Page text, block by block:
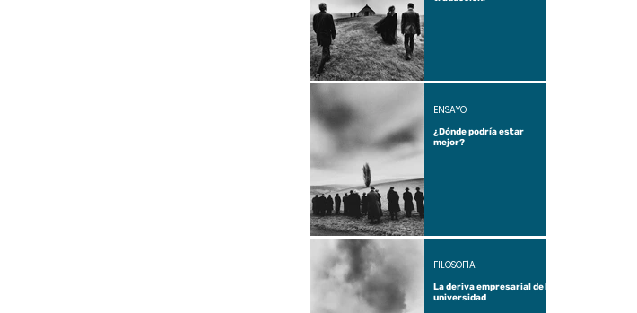
¿Dónde podría estar
mejor?
ENSAYO
La deriva empresarial de la
universidad
FILOSOFÍA